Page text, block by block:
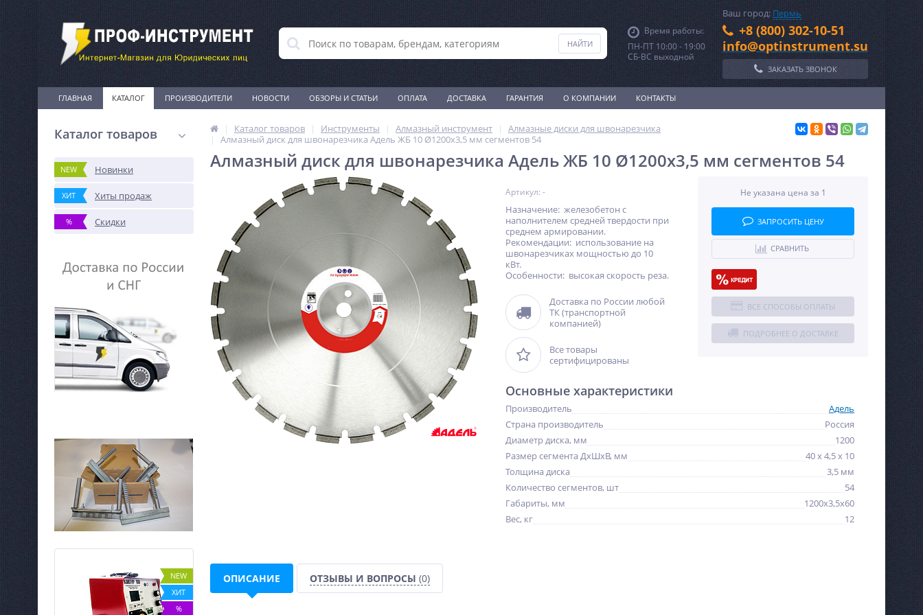
Время работы:
ПН-ПТ 10:00 - 19:00
СБ-ВС выходной
Ваш город: Пермь
+8 (800) 302-10-51
info@optinstrument.su
ЗАКАЗАТЬ ЗВОНОК
ГЛАВНАЯ КАТАЛОГ ПРОИЗВОДИТЕЛИ НОВОСТИ ОБЗОРЫ И СТАТЬИ ОПЛАТА ДОСТАВКА ГАРАНТИЯ О КОМПАНИИ КОНТАКТЫ
Каталог товаров
NEW Новинки
ХИТ Хиты продаж
% Скидки
NEW
ХИТ
%
NEW
ХИТ
Каталог товаров Инструменты Алмазный инструмент
Алмазные диски для швонарезчика
Алмазный диск для швонарезчика Адель ЖБ 10 Ø1200x3,5 мм сегментов 54
Алмазный диск для швонарезчика Адель ЖБ 10 Ø1200x3,5 мм сегментов 54
Артикул: -
Назначение: железобетон с
наполнителем средней твердости при
среднем армировании.
Рекомендации: использование на
швонарезчиках мощностью до 10
кВт.
Особенности: высокая скорость реза.
Доставка по России любой
ТК (транспортной
компанией)
Все товары
сертифицированы
Не указана цена за 1
ЗАПРОСИТЬ ЦЕНУ
СРАВНИТЬ
ВСЕ СПОСОБЫ ОПЛАТЫ
ПОДРОБНЕЕ О ДОСТАВКЕ
Основные характеристики
Производитель
Адель
Страна производитель
Россия
Диаметр диска, мм
1200
Размер сегмента ДхШхВ, мм
40 x 4,5 x 10
Толщина диска
3,5 мм
Количество сегментов, шт
54
Габариты, мм
1200х3,5х60
Вес, кг
12
ОПИСАНИЕ ОТЗЫВЫ И ВОПРОСЫ (0)